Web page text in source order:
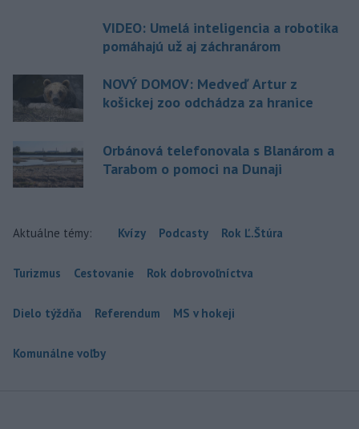
VIDEO: Umelá inteligencia a robotika
pomáhajú už aj záchranárom
NOVÝ DOMOV: Medveď Artur z
košickej zoo odchádza za hranice
Orbánová telefonovala s Blanárom a
Tarabom o pomoci na Dunaji
Aktuálne témy: Kvízy Podcasty Rok Ľ.Štúra
Turizmus Cestovanie Rok dobrovoľníctva
Dielo týždňa Referendum MS v hokeji
Komunálne voľby